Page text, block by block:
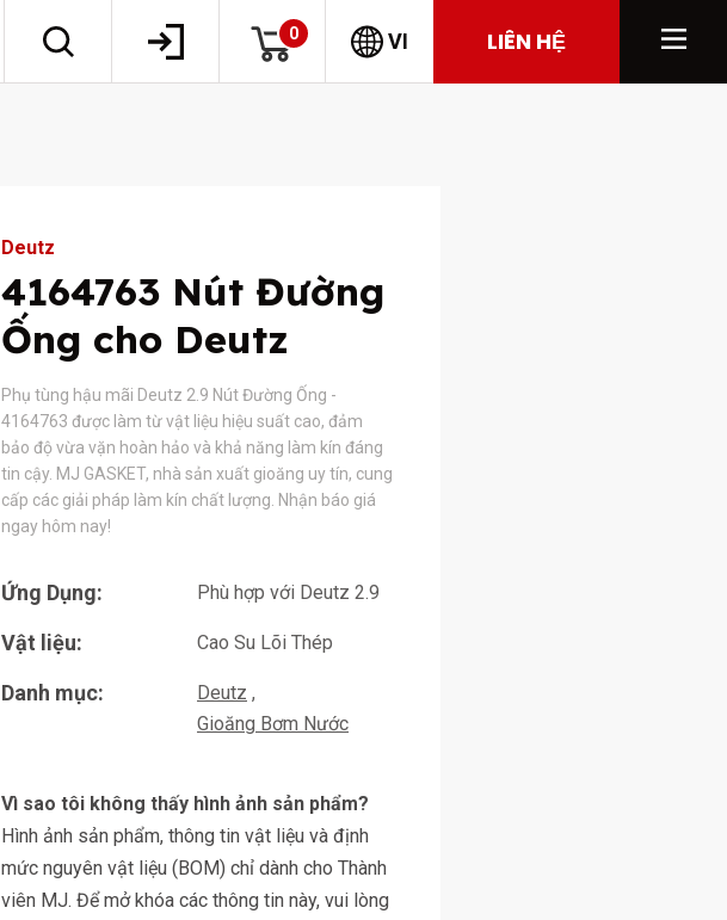
0 VI LIÊN HỆ
Deutz
4164763 Nút Đường
Ống cho Deutz
Phụ tùng hậu mãi Deutz 2.9 Nút Đường Ống -
4164763 được làm từ vật liệu hiệu suất cao, đảm
bảo độ vừa vặn hoàn hảo và khả năng làm kín đáng
tin cậy. MJ GASKET, nhà sản xuất gioăng uy tín, cung
cấp các giải pháp làm kín chất lượng. Nhận báo giá
ngay hôm nay!
Ứng Dụng: Phù hợp với Deutz 2.9
Vật liệu: Cao Su Lõi Thép
Danh mục:
Deutz
Gioăng Bơm Nước
Vì sao tôi không thấy hình ảnh sản phẩm?
Hình ảnh sản phẩm, thông tin vật liệu và định
mức nguyên vật liệu (BOM) chỉ dành cho Thành
viên MJ. Để mở khóa các thông tin này, vui lòng